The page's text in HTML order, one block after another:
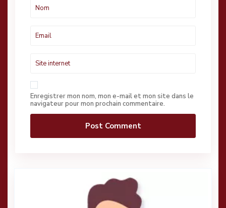
Enregistrer mon nom, mon e-mail et mon site dans le
navigateur pour mon prochain commentaire.